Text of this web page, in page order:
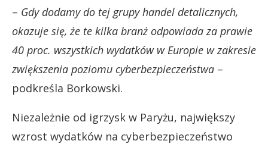
– Gdy dodamy do tej grupy handel detalicznych,
okazuje się, że te kilka branż odpowiada za prawie
40 proc. wszystkich wydatków w Europie w zakresie
zwiększenia poziomu cyberbezpieczeństwa –
podkreśla Borkowski.
Niezależnie od igrzysk w Paryżu, największy
wzrost wydatków na cyberbezpieczeństwo